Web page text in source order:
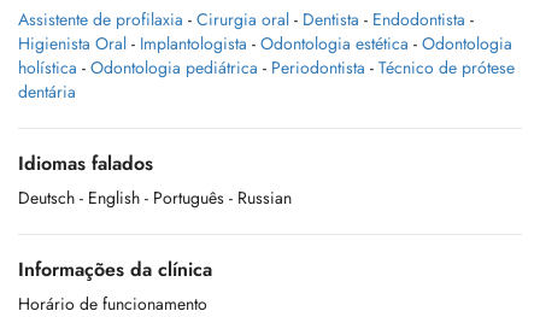
Assistente de profilaxia - Cirurgia oral - Dentista - Endodontista -
Higienista Oral - Implantologista - Odontologia estética - Odontologia
holística - Odontologia pediátrica - Periodontista - Técnico de prótese
dentária
Idiomas falados
Deutsch - English - Português - Russian
Informações da clínica
Horário de funcionamento